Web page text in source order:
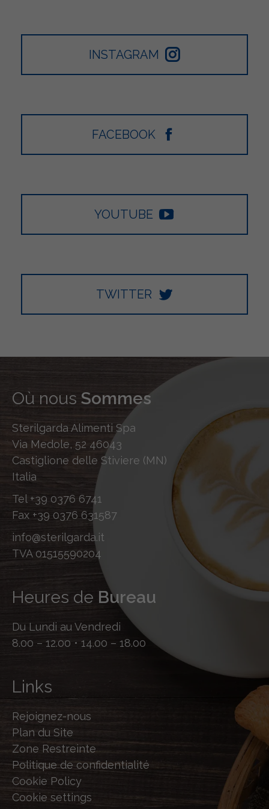
INSTAGRAM
FACEBOOK
YOUTUBE
TWITTER
Où nous Sommes
Sterilgarda Alimenti Spa
Via Medole, 52 46043
Castiglione delle Stiviere (MN)
Italia
Tel +39 0376 6741
Fax +39 0376 631587
info@sterilgarda.it
TVA 01515590204
Heures de Bureau
Du Lundi au Vendredi
8.00 – 12.00 • 14.00 – 18.00
Links
Rejoignez-nous
Plan du Site
Zone Restreinte
Politique de confidentialité
Cookie Policy
Cookie settings